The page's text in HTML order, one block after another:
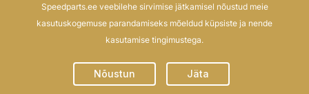
Speedparts.ee veebilehe sirvimise jätkamisel nõustud meie
kasutuskogemuse parandamiseks mõeldud küpsiste ja nende
kasutamise tingimustega.
Nõustun Jäta